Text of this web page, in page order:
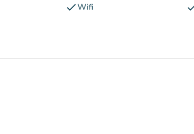
checkWifi